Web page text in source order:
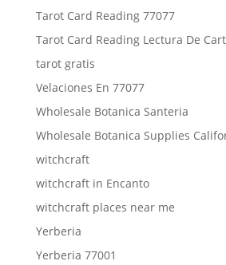
Tarot Card Reading 77077
Tarot Card Reading Lectura De
tarot gratis
Velaciones En 77077
Wholesale Botanica Santeria
Wholesale Botanica Supplies
witchcraft
witchcraft in Encanto
witchcraft places near me
Yerberia
Yerberia 77001